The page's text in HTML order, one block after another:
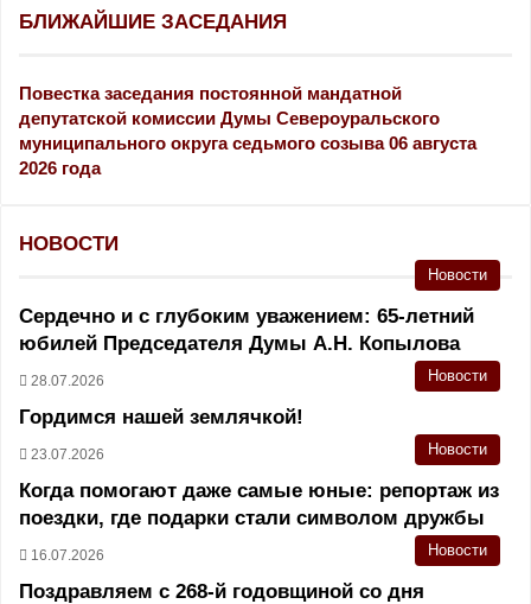
и
БЛИЖАЙШИЕ ЗАСЕДАНИЯ
Повестка заседания постоянной мандатной
депутатской комиссии Думы Североуральского
муниципального округа седьмого созыва 06 августа
2026 года
НОВОСТИ
Новости
Сердечно и с глубоким уважением: 65-летний
юбилей Председателя Думы А.Н. Копылова
28.07.2026 Новости
Гордимся нашей землячкой!
23.07.2026 Новости
Когда помогают даже самые юные: репортаж из
поездки, где подарки стали символом дружбы
16.07.2026 Новости
Поздравляем с 268-й годовщиной со дня